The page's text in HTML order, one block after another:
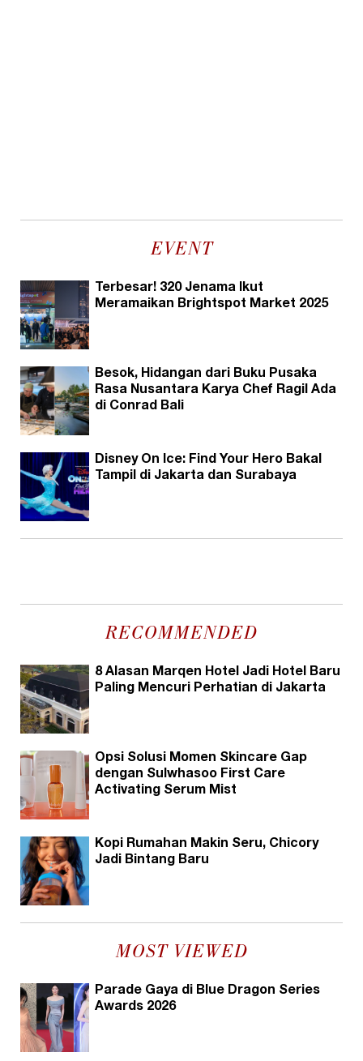
EVENT
Terbesar! 320 Jenama Ikut
Meramaikan Brightspot Market 2025
Besok, Hidangan dari Buku Pusaka
Rasa Nusantara Karya Chef Ragil Ada
di Conrad Bali
Disney On Ice: Find Your Hero Bakal
Tampil di Jakarta dan Surabaya
RECOMMENDED
8 Alasan Marqen Hotel Jadi Hotel Baru
Paling Mencuri Perhatian di Jakarta
Opsi Solusi Momen Skincare Gap
dengan Sulwhasoo First Care
Activating Serum Mist
Kopi Rumahan Makin Seru, Chicory
Jadi Bintang Baru
MOST VIEWED
Parade Gaya di Blue Dragon Series
Awards 2026